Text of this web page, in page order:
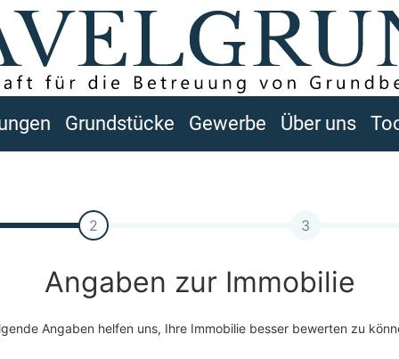
Grundstücke Gewerbe Über uns
2 3
Angaben zur Immobilie
Angaben helfen uns, Ihre Immobilie besser bewerten zu